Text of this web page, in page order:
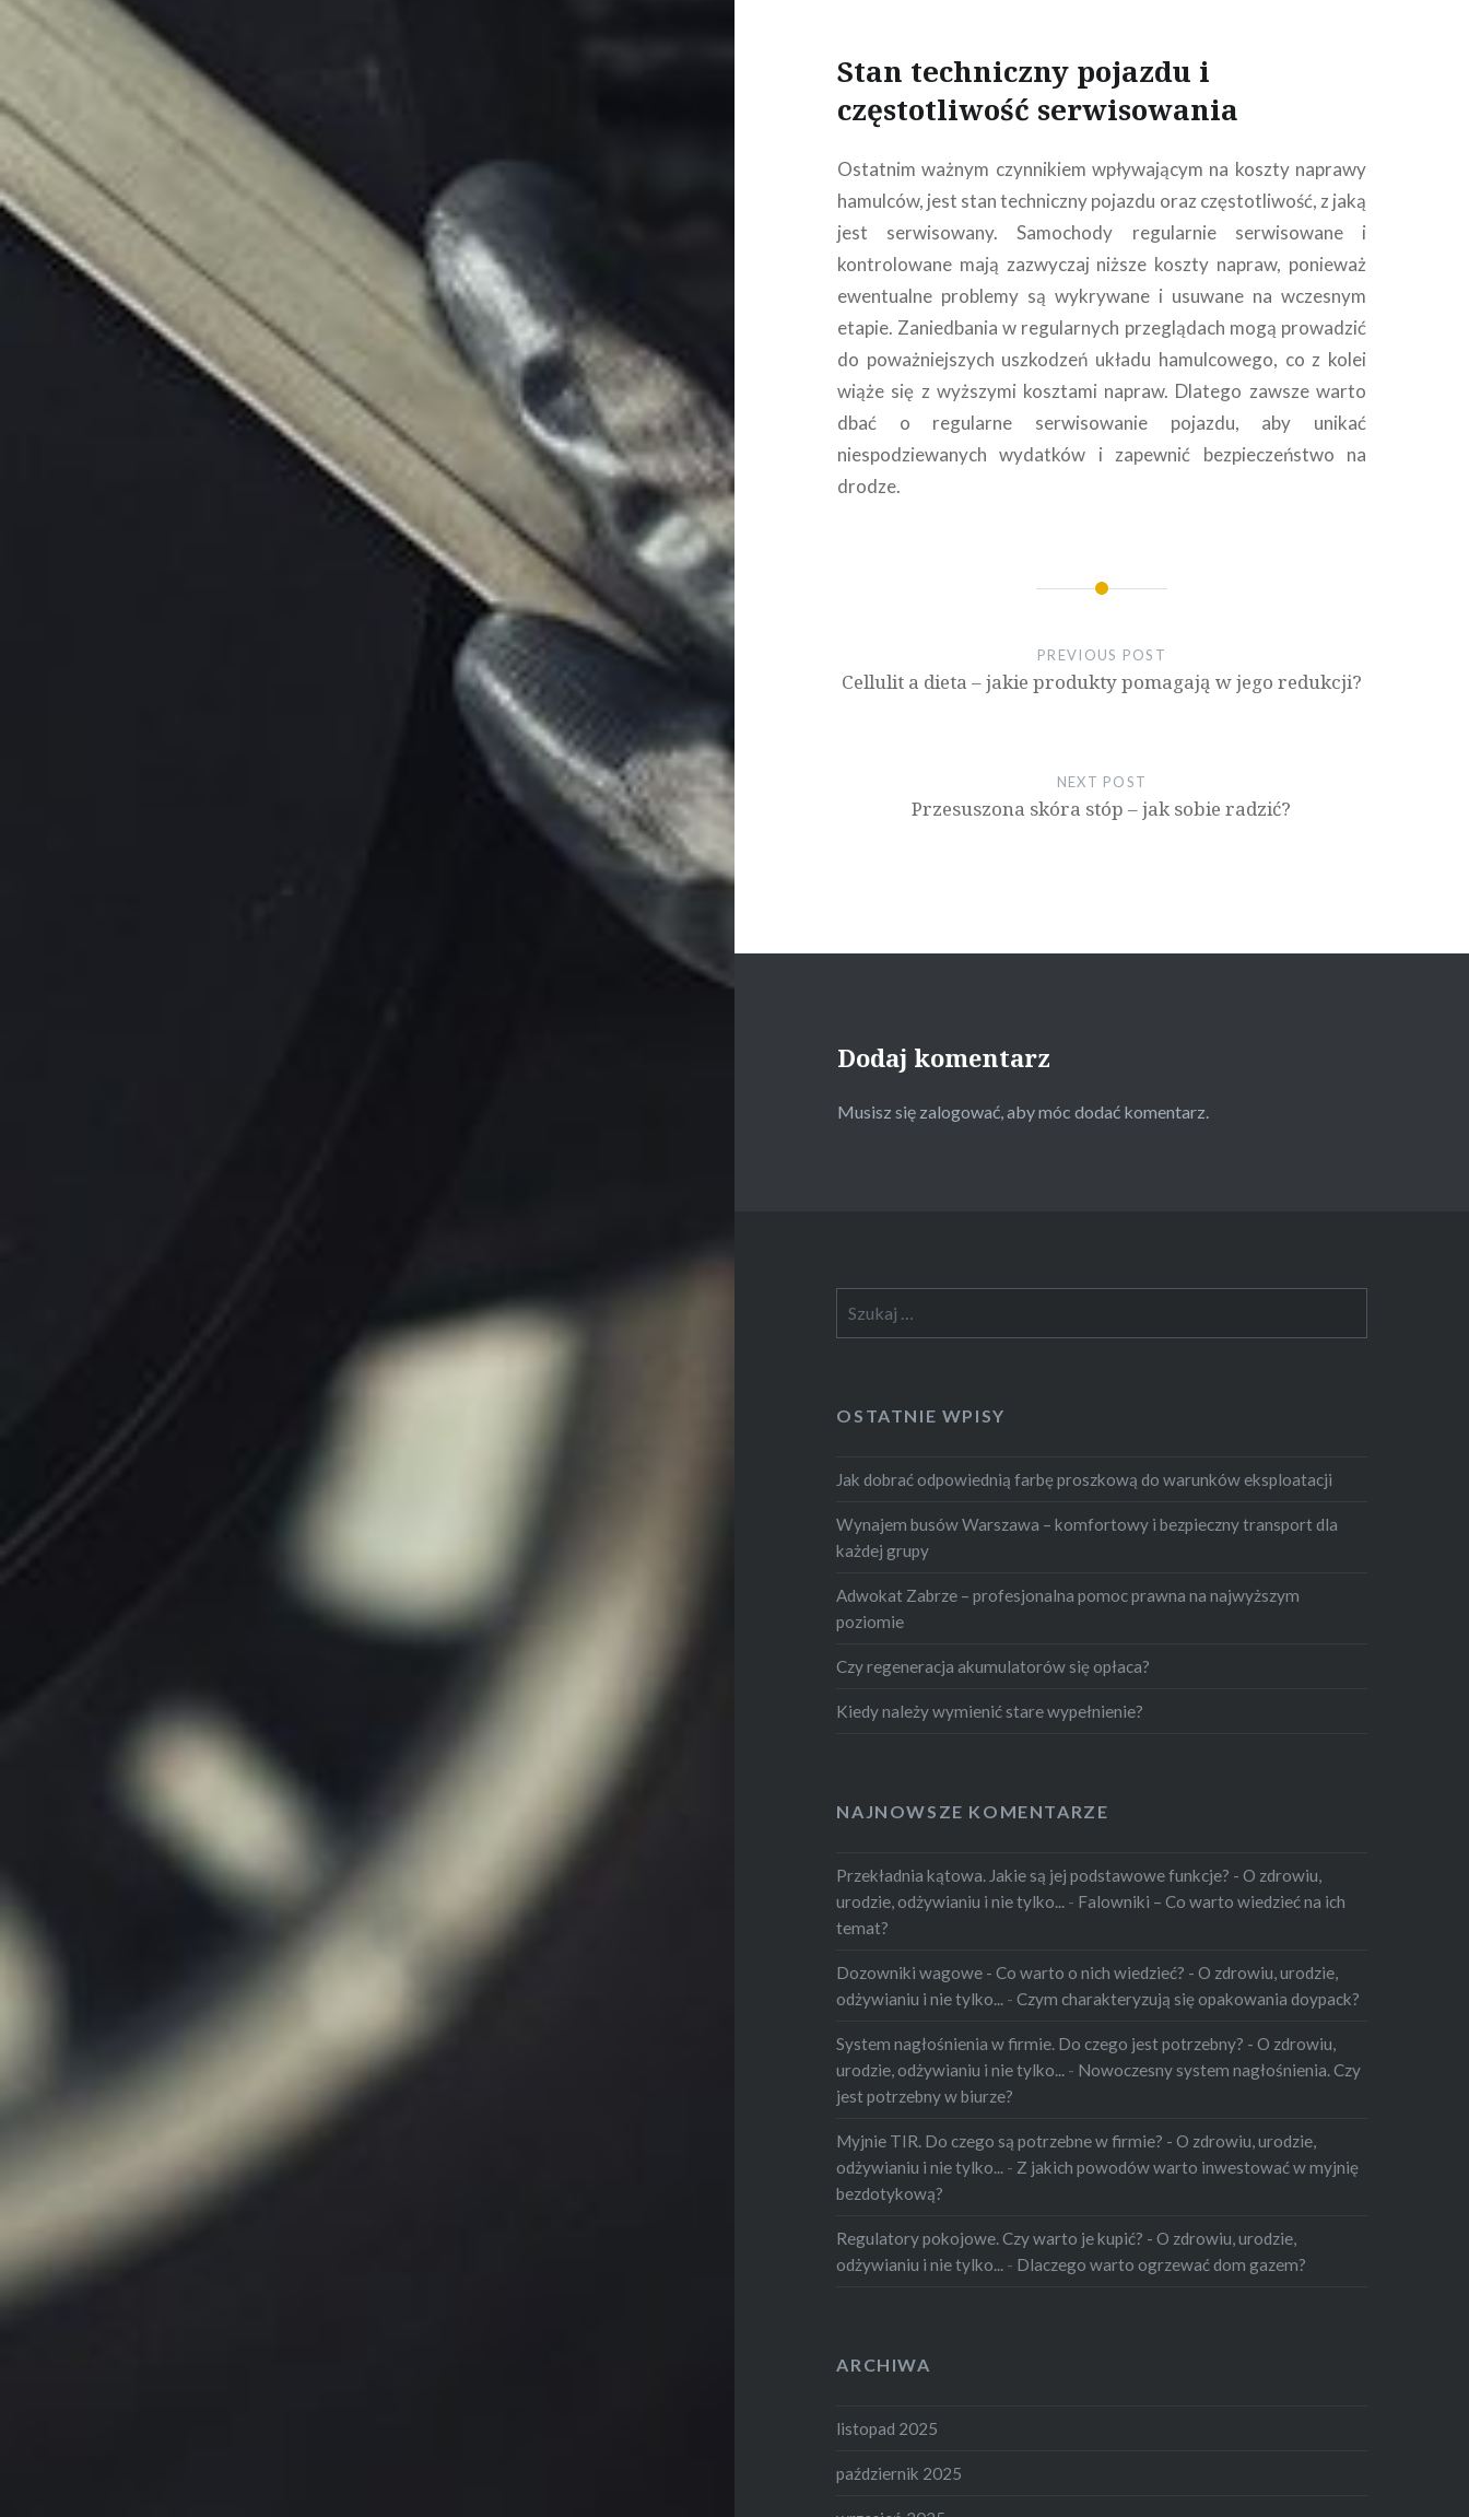
Stan techniczny pojazdu i
częstotliwość serwisowania
Ostatnim ważnym czynnikiem wpływającym na koszty naprawy
hamulców, jest stan techniczny pojazdu oraz częstotliwość, z jaką
jest serwisowany. Samochody regularnie serwisowane i
kontrolowane mają zazwyczaj niższe koszty napraw, ponieważ
ewentualne problemy są wykrywane i usuwane na wczesnym
etapie. Zaniedbania w regularnych przeglądach mogą prowadzić
do poważniejszych uszkodzeń układu hamulcowego, co z kolei
wiąże się z wyższymi kosztami napraw. Dlatego zawsze warto
dbać o regularne serwisowanie pojazdu, aby unikać
niespodziewanych wydatków i zapewnić bezpieczeństwo na
drodze.
Nawigacja
wpisu
PREVIOUS POST
Cellulit a dieta – jakie produkty pomagają w jego redukcji?
NEXT POST
Przesuszona skóra stóp – jak sobie radzić?
Dodaj komentarz
Musisz się zalogować, aby móc dodać komentarz.
OSTATNIE WPISY
Jak dobrać odpowiednią farbę proszkową do warunków eksploatacji
Wynajem busów Warszawa – komfortowy i bezpieczny transport dla
każdej grupy
Adwokat Zabrze – profesjonalna pomoc prawna na najwyższym
poziomie
Czy regeneracja akumulatorów się opłaca?
Kiedy należy wymienić stare wypełnienie?
NAJNOWSZE KOMENTARZE
Przekładnia kątowa. Jakie są jej podstawowe funkcje? - O zdrowiu,
urodzie, odżywianiu i nie tylko... - Falowniki – Co warto wiedzieć na ich
temat?
Dozowniki wagowe - Co warto o nich wiedzieć? - O zdrowiu, urodzie,
odżywianiu i nie tylko... -Czym charakteryzują się opakowania doypack?
System nagłośnienia w firmie. Do czego jest potrzebny? - O zdrowiu,
urodzie, odżywianiu i nie tylko... - Nowoczesny system nagłośnienia. Czy
jest potrzebny w biurze?
Myjnie TIR. Do czego są potrzebne w firmie? - O zdrowiu, urodzie,
odżywianiu i nie tylko... - Z jakich powodów warto inwestować w myjnię
bezdotykową?
Regulatory pokojowe. Czy warto je kupić? - O zdrowiu, urodzie,
odżywianiu i nie tylko... - Dlaczego warto ogrzewać dom gazem?
ARCHIWA
listopad 2025
październik 2025